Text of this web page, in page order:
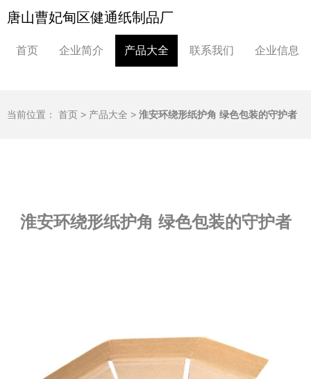
唐山曹妃甸区健通纸制品厂
首页 企业简介 产品大全 联系我们 企业信息
当前位置： 首页 > 产品大全 > 淮安环绕形纸护角 绿色包装的守护者
淮安环绕形纸护角 绿色包装的守护者